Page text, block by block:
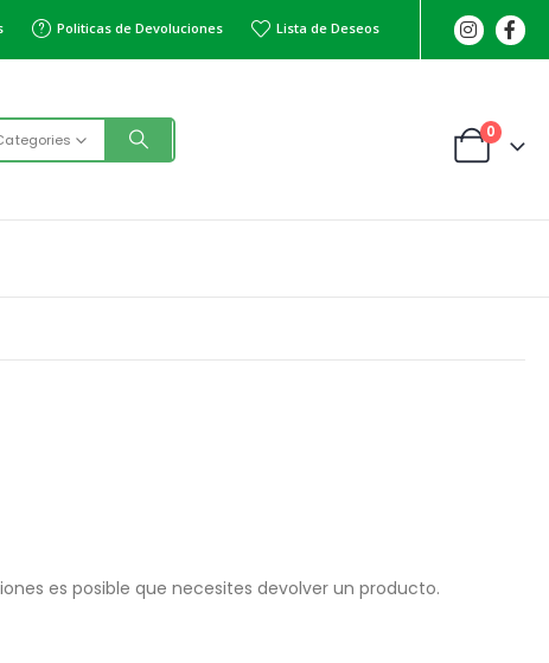
Politicas de Devoluciones Lista de Deseos
0
es posible que necesites devolver un producto.